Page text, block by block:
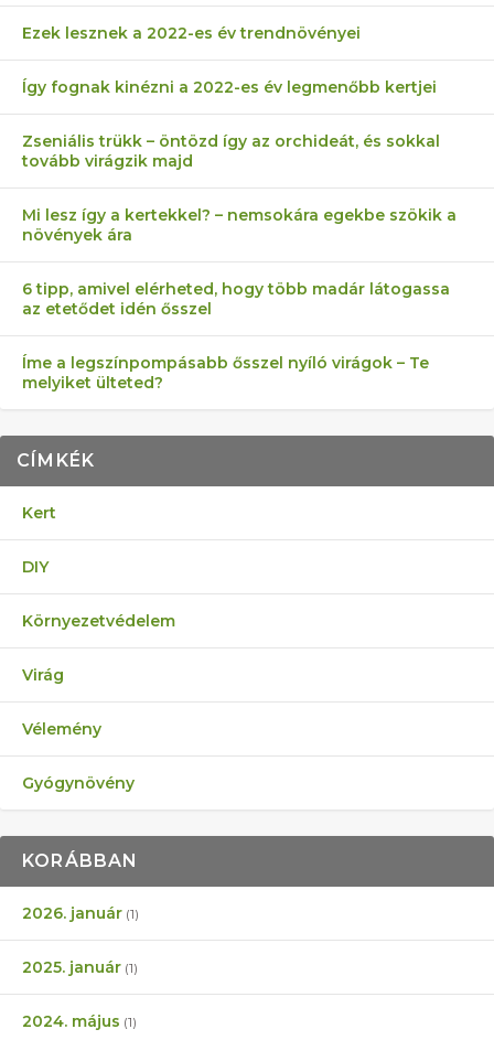
Ezek lesznek a 2022-es év trendnövényei
Így fognak kinézni a 2022-es év legmenőbb kertjei
Zseniális trükk – öntözd így az orchideát, és sokkal
tovább virágzik majd
Mi lesz így a kertekkel? – nemsokára egekbe szökik a
növények ára
6 tipp, amivel elérheted, hogy több madár látogassa
az etetődet idén ősszel
Íme a legszínpompásabb ősszel nyíló virágok – Te
melyiket ülteted?
CÍMKÉK
Kert
DIY
Környezetvédelem
Virág
Vélemény
Gyógynövény
KORÁBBAN
2026. január (1)
2025. január (1)
2024. május (1)